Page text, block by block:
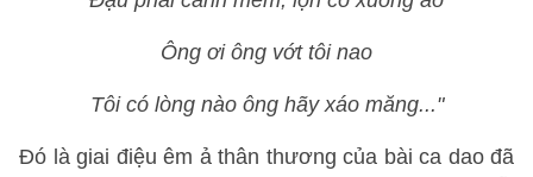
Ông ơi ông vớt tôi nao
Tôi có lòng nào ông hãy xáo măng..."
Đó là giai điệu êm ả thân thương của bài ca dao đã